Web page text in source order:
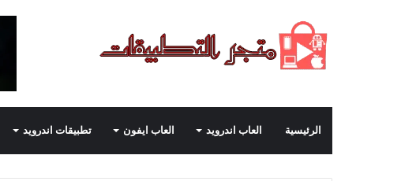
الرئيسية العاب اندرويد العاب ايفون تطبيقات اندرويد